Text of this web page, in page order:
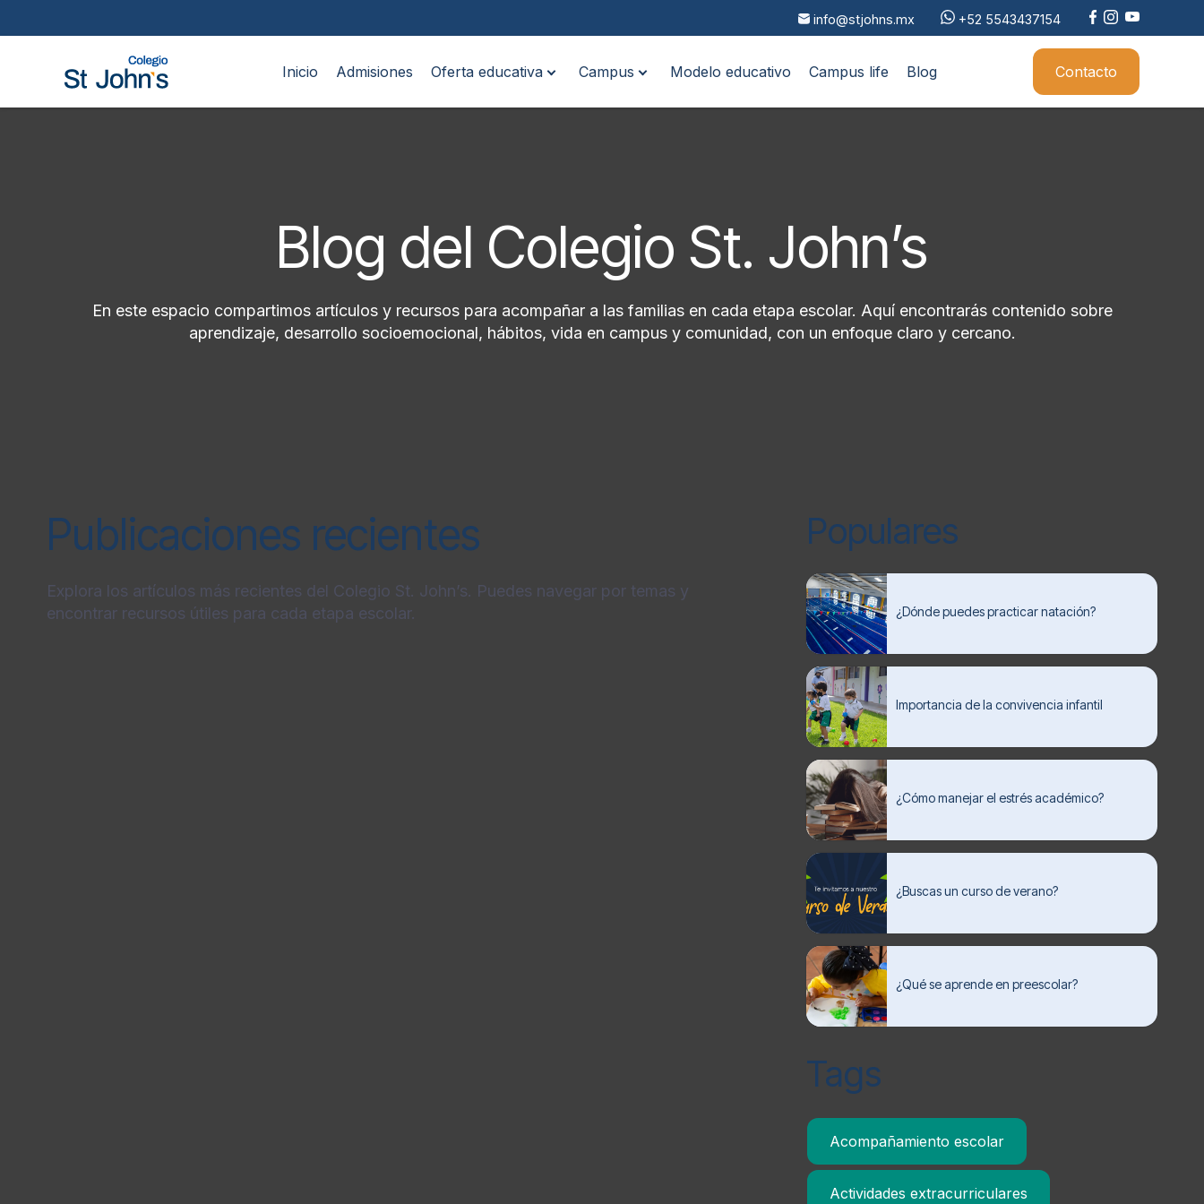
info@stjohns.mx +52 5543437154
Inicio Admisiones Oferta educativa Campus Modelo educativo Campus life Blog Contacto
Blog del Colegio St. John’s
En este espacio compartimos artículos y recursos para acompañar a las familias en cada etapa escolar. Aquí encontrarás contenido sobre
aprendizaje, desarrollo socioemocional, hábitos, vida en campus y comunidad, con un enfoque claro y cercano.
Publicaciones recientes
Explora los artículos más recientes del Colegio St. John’s. Puedes navegar por temas y
encontrar recursos útiles para cada etapa escolar.
Populares
¿Dónde puedes practicar natación?
Importancia de la convivencia infantil
¿Cómo manejar el estrés académico?
¿Buscas un curso de verano?
¿Qué se aprende en preescolar?
Tags
Acompañamiento escolar
Actividades extracurriculares